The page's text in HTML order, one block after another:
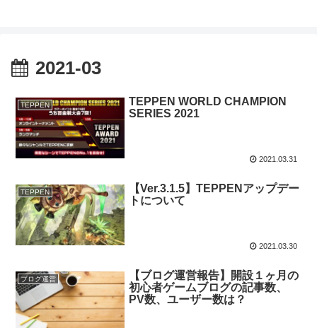
2021-03
TEPPEN
TEPPEN WORLD CHAMPION
SERIES 2021
2021.03.31
TEPPEN
【Ver.3.1.5】TEPPENアップデー
トについて
2021.03.30
ブログ運営
【ブログ運営報告】開設１ヶ月の
初心者ゲームブログの記事数、
PV数、ユーザー数は？